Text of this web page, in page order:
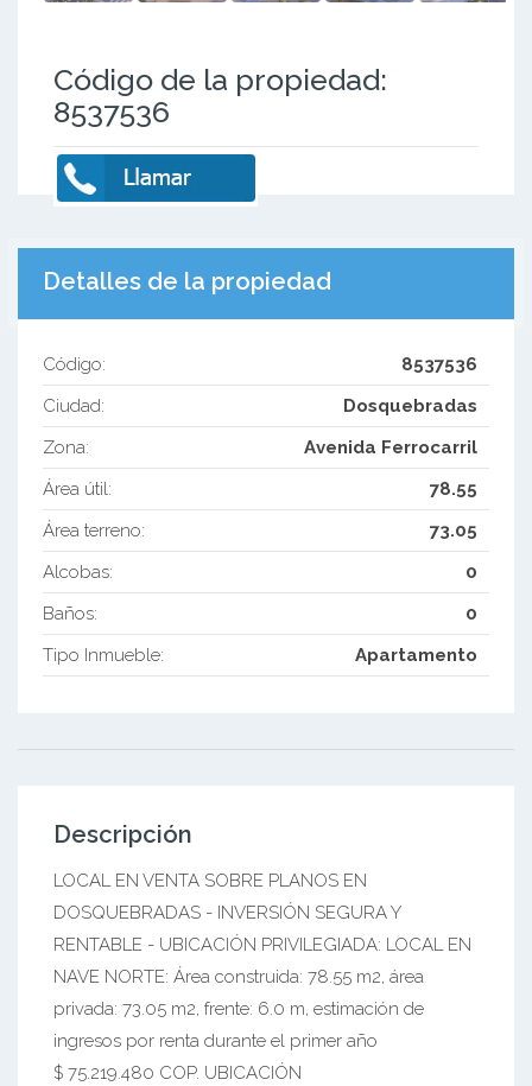
Código de la propiedad:
8537536
Detalles de la propiedad
Código:
8537536
Ciudad:
Dosquebradas
Zona:
Avenida Ferrocarril
Área útil:
78.55
Área terreno:
73.05
Alcobas:
0
Baños:
0
Tipo Inmueble:
Apartamento
Descripción
LOCAL EN VENTA SOBRE PLANOS EN
DOSQUEBRADAS - INVERSIÓN SEGURA Y
RENTABLE - UBICACIÓN PRIVILEGIADA: LOCAL EN
NAVE NORTE: Área construida: 78.55 m2, área
privada: 73.05 m2, frente: 6.0 m, estimación de
ingresos por renta durante el primer año
$ 75.219.480 COP. UBICACIÓN